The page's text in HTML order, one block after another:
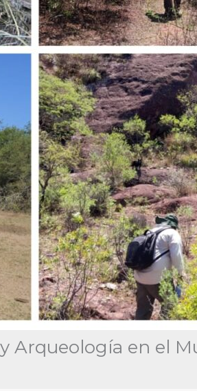
Arqueología en el